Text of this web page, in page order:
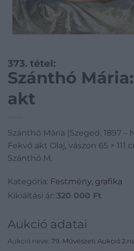
373. tétel:
Szánthó
akt
Szánthó Mária (Szeged, 1897 –
Fekvő akt Olaj, vászon 65 × 111
Szánthó M.
Kategória: Festmény, grafika
Kikiáltási ár: 320 000 Ft
Aukció adatai
Aukció neve: 79. Művészeti Aukció